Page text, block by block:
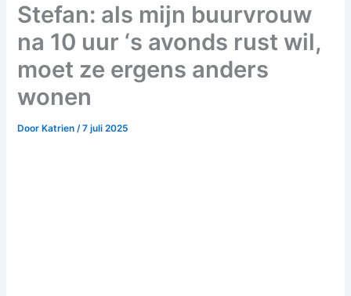
Stefan: als mijn buurvrouw
na 10 uur ‘s avonds rust wil,
moet ze ergens anders
wonen
Door Katrien/7 juli 2025